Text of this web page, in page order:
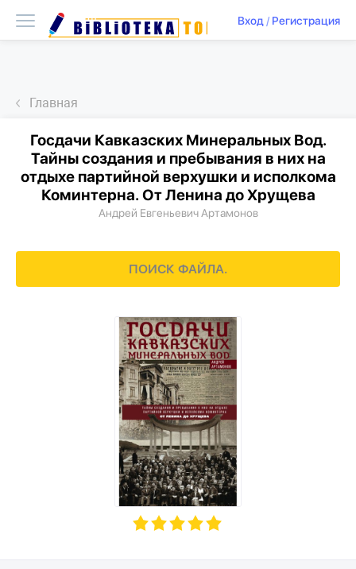
Вход/ Регистрация
Главная
Госдачи Кавказских Минеральных Вод.
Тайны создания и пребывания в них на
отдыхе партийной верхушки и исполкома
Коминтерна. От Ленина до Хрущева
Андрей Евгеньевич Артамонов
ПОИСК ФАЙЛА.